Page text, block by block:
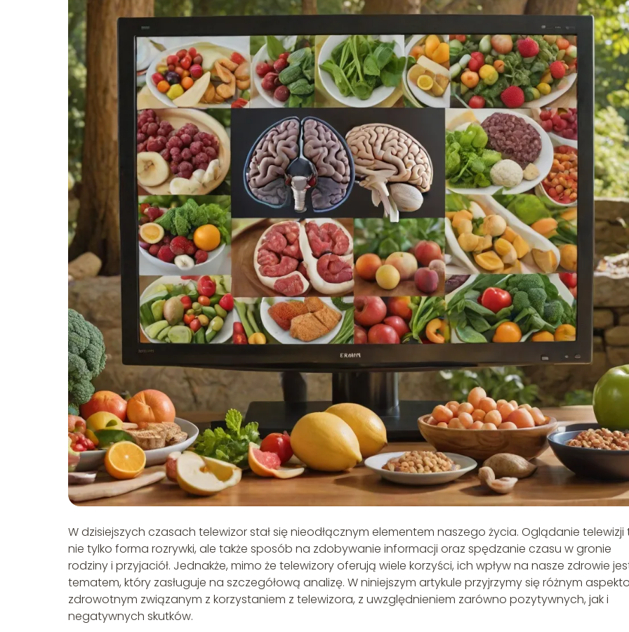
W dzisiejszych czasach telewizor stał się nieodłącznym elementem naszego życia. Oglądanie telewizji
nie tylko forma rozrywki, ale także sposób na zdobywanie informacji oraz spędzanie czasu w gronie
rodziny i przyjaciół. Jednakże, mimo że telewizory oferują wiele korzyści, ich wpływ na nasze zdrowie
tematem, który zasługuje na szczegółową analizę. W niniejszym artykule przyjrzymy się różnym
zdrowotnym związanym z korzystaniem z telewizora, z uwzględnieniem zarówno pozytywnych, jak i
negatywnych skutków.